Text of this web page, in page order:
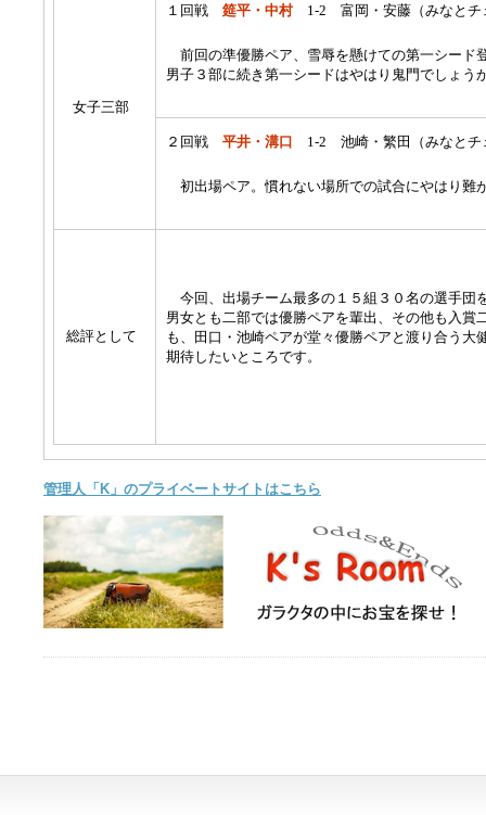
女子三部
１回戦筵平・中村1-2 富岡・安藤（みなと
前回の準優勝ペア、雪辱を懸けての第一シード
男子３部に続き第一シードはやはり鬼門でしょう
２回戦平井・溝口 1-2 池崎・繁田（みなとチ
初出場ペア。慣れない場所での試合にやはり難
総評として
今回、出場チーム最多の１５組３０名の選手団
男女とも二部では優勝ペアを輩出、その他も入賞
も、田口・池崎ペアが堂々優勝ペアと渡り合う大
期待したいところです。
管理人「K」のプライベートサイトはこちら